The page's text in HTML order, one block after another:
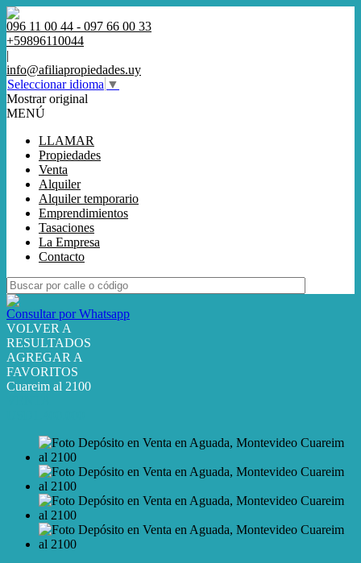
096 11 00 44 - 097 66 00 33
+59896110044
|
info@afiliapropiedades.uy
Seleccionar idioma ▼
Mostrar original
MENÚ
LLAMAR
Propiedades
Venta
Alquiler
Alquiler temporario
Emprendimientos
Tasaciones
La Empresa
Contacto
Consultar por Whatsapp
VOLVER A
RESULTADOS
AGREGAR A
FAVORITOS
Cuareim al 2100